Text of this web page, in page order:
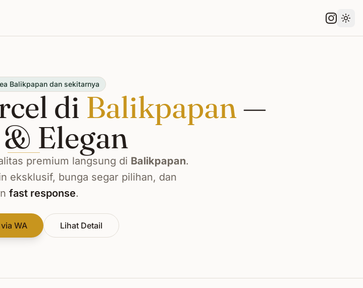
Balikpapan dan sekitarnya
di Balikpapan—
Elegan
premium langsung di Balikpapan.
eksklusif, bunga segar pilihan, dan
fast response.
WA Lihat Detail